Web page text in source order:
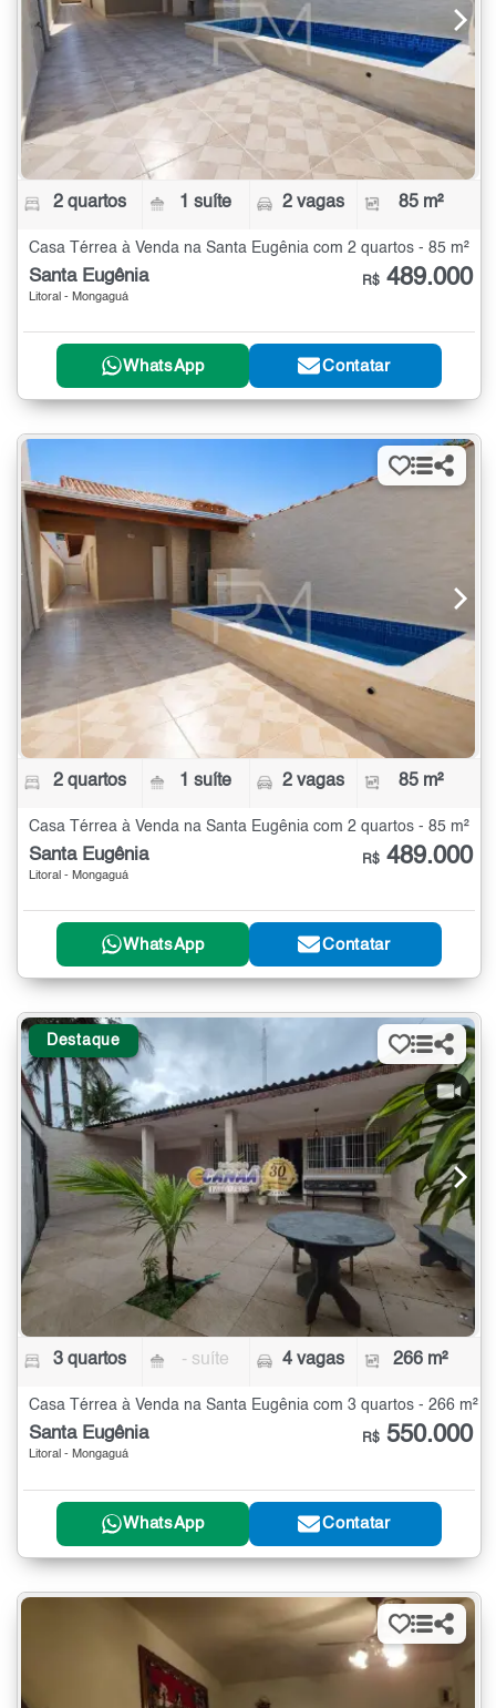
2 quartos 1 suíte 2 vagas 85 m²
Casa Térrea à Venda na Santa Eugênia com 2 quartos - 85 m²
Santa Eugênia
Litoral - Mongaguá
R$ 489.000
WhatsApp Contatar
2 quartos 1 suíte 2 vagas 85 m²
Casa Térrea à Venda na Santa Eugênia com 2 quartos - 85 m²
Santa Eugênia
Litoral - Mongaguá
R$ 489.000
WhatsApp Contatar
Destaque
3 quartos - suíte 4 vagas 266 m²
Casa Térrea à Venda na Santa Eugênia com 3 quartos - 266 m²
Santa Eugênia
Litoral - Mongaguá
R$ 550.000
WhatsApp Contatar